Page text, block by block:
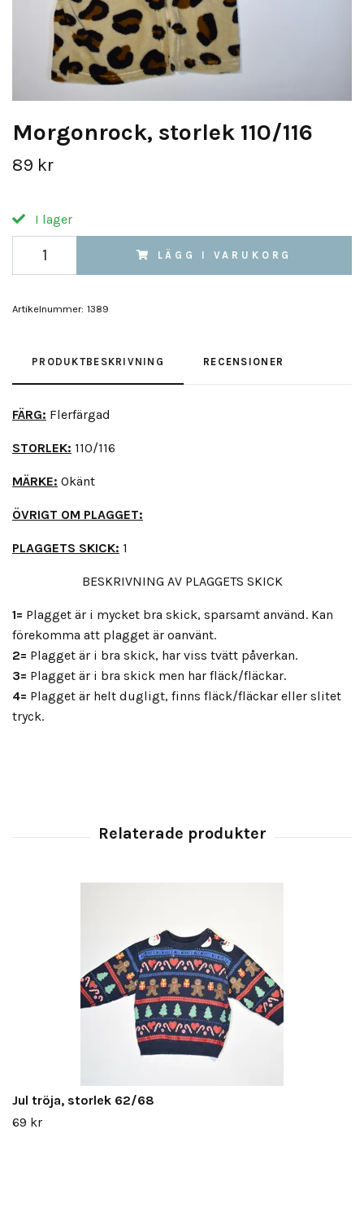
Morgonrock, storlek 110/116
89 kr
I lager
LÄGG I VARUKORG
Artikelnummer: 1389
PRODUKTBESKRIVNING RECENSIONER
FÄRG: Flerfärgad
STORLEK: 110/116
MÄRKE: Okänt
ÖVRIGT OM PLAGGET:
PLAGGETS SKICK: 1
BESKRIVNING AV PLAGGETS SKICK
1= Plagget är i mycket bra skick, sparsamt använd. Kan
förekomma att plagget är oanvänt.
2= Plagget är i bra skick, har viss tvätt påverkan.
3= Plagget är i bra skick men har fläck/fläckar.
4= Plagget är helt dugligt, finns fläck/fläckar eller slitet
tryck.
Jul tröja, storlek 62/68
69 kr